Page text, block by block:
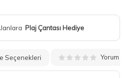
Plaj Çantası Hediye
Seçenekleri Yorum